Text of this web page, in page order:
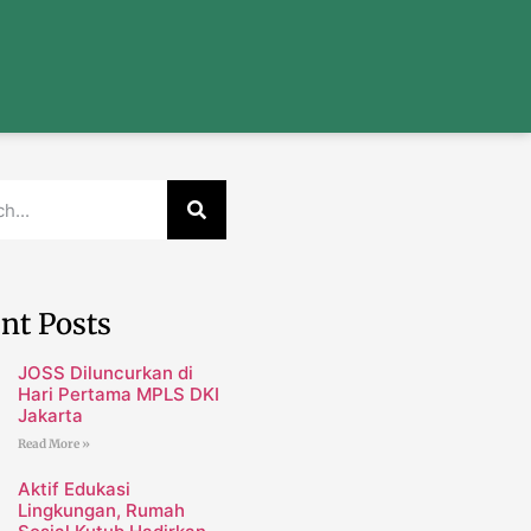
Posts
JOSS Diluncurkan di
Hari Pertama MPLS DKI
Jakarta
Read More »
Aktif Edukasi
Lingkungan, Rumah